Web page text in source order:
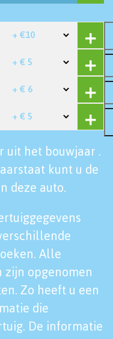
+ €10
+ € 5
+ € 6
+ € 5
uit het bouwjaar .
kunt u de
deze auto.
Alle
zijn opgenomen
Zo heeft u een
die
De informatie